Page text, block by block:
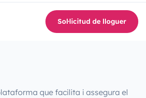
Sol·licitud de lloguer
que facilita i assegura el